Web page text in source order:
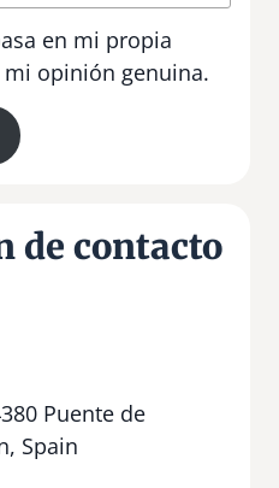
en mi propia
mi opinión genuina.
de contacto
Puente de
Spain